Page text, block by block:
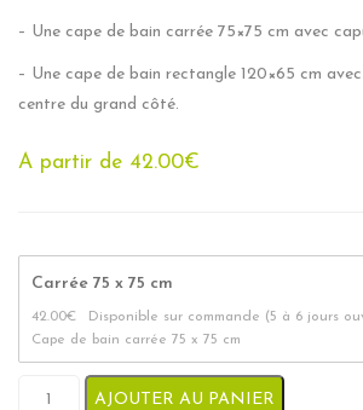
(1 avis)
– Une cape de bain carrée 75×75 cm avec
– Une cape de bain rectangle 120×65 cm
centre du grand côté.
A partir de 42.00€
Carrée 75 x 75 cm
42.00€
Disponible sur commande (5 à 6 jours
Cape de bain carrée 75 x 75 cm
quantité de Cape de Bain Bambou Fait
AJOUTER AU PANIER